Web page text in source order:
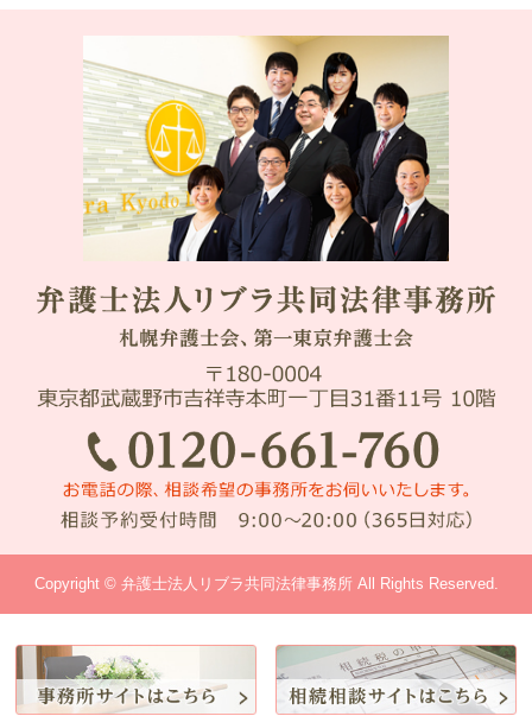
Copyright © 弁護士法人リブラ共同法律事務所 All Rights Reserved.